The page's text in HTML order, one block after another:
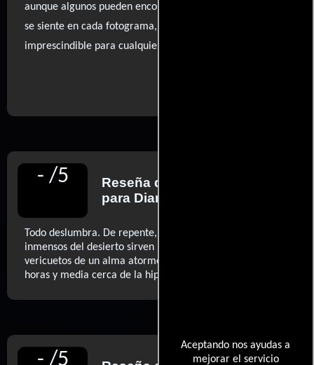
Aceptando nos ayudas a
mejorar el servicio
aunque algunos pueden encontrarla densa, su grandeza
se siente en cada fotograma, convirtiéndola en una obra
imprescindible para cualquier amante del cine.
- /5 Reseña de
para Diario El País
Todo deslumbra. De repente, los espacios luminosos e
inmensos del desierto sirven para describir los siniestros
vericuetos de un alma atormentada. (...) más de tres
horas y media cerca de la hipnosis.
- /5